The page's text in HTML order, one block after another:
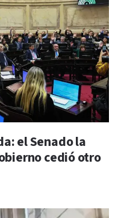
el Senado la
cedió otro